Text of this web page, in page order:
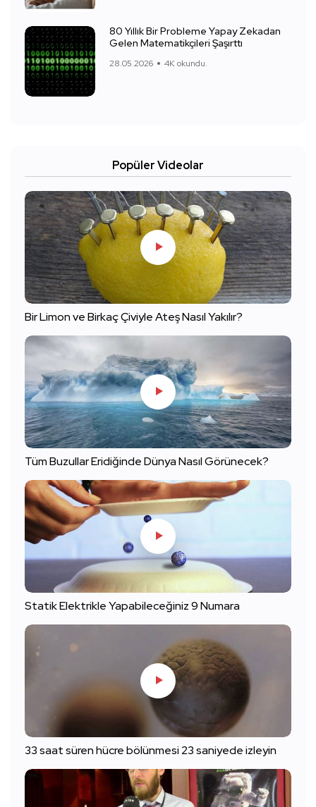
80 Yıllık Bir Probleme Yapay Zekadan
Gelen Matematikçileri Şaşırttı
28.05.2026 4K okundu.
Popüler Videolar
Bir Limon ve Birkaç Çiviyle Ateş Nasıl Yakılır?
Tüm Buzullar Eridiğinde Dünya Nasıl Görünecek?
Statik Elektrikle Yapabileceğiniz 9 Numara
33 saat süren hücre bölünmesi 23 saniyede izleyin